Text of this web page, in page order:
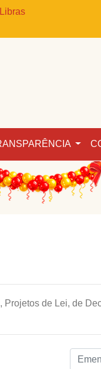
de Lei, de